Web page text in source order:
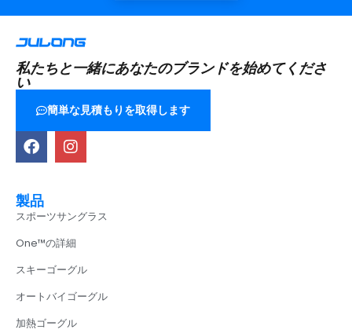
私たちと一緒にあなたのブランドを始めてくださ
い
簡単な見積もりを取得します
製品
スポーツサングラス
One™の詳細
スキーゴーグル
オートバイゴーグル
加熱ゴーグル